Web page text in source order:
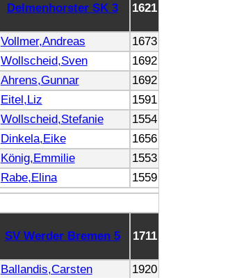
Delmenhorster SK 3 1621
Vollmer,Andreas
1673
Wollscheid,Sven
1692
Ahrens,Gunnar
1692
Eitel,Liz
1591
Wollscheid,Stefanie
1554
Dinkela,Eike
1656
König,Emmilie
1553
Rabe,Elina 1559
SV Werder Bremen 5 1711
Ballandis,Carsten
1920